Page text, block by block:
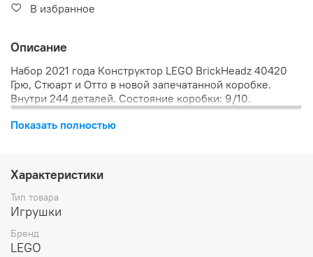
В избранное
Описание
Набор 2021 года Конструктор LEGO BrickHeadz 40420
Грю, Стюарт и Отто в новой запечатанной коробке.
Внутри 244 деталей. Состояние коробки: 9/10.
Показать полностью
Характеристики
Тип товара
Игрушки
Бренд
LEGO